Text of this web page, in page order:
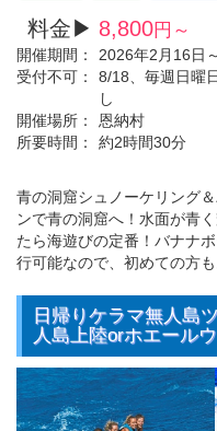
料金▶ 8,800円～
開催期間：
2026年2月16日
受付不可：
8/18、毎週日曜
し
開催場所：
恩納村
所要時間：
約2時間30分
青の洞窟シュノーケリング
ンで青の洞窟へ！水面が青
たら海遊びの定番！バナナ
行可能なので、初めての方も
日帰りケラマ無人島
人島上陸orホエール